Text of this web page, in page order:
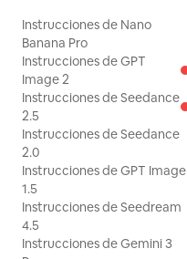
Instrucciones de Nano
Banana Pro
Instrucciones de GPT
Image 2
Instrucciones de Seedance
2.5
Instrucciones de Seedance
2.0
Instrucciones de GPT Image
1.5
Instrucciones de Seedream
4.5
Instrucciones de Gemini 3